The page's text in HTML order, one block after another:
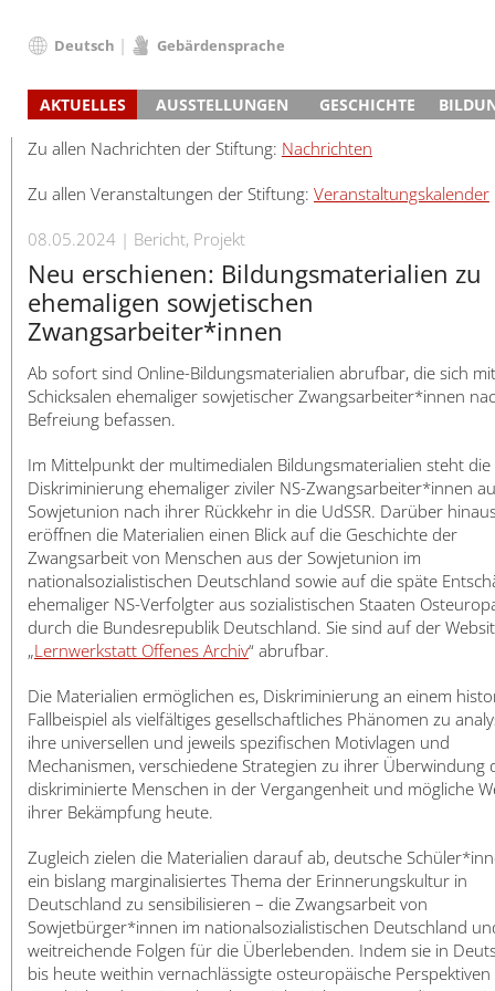
AKTUELLES
AUSSTELLUNGEN
Klinkerwerk
ehem. Walther-Werke
Gefängnismauer
Haus des Gedenkens
Sonderausstellungen
GESCHICHTE
Die
Lager-
Gedenkstätte
KZ-Außenlager
Gedenkstätten in
Längere Projekte
Vor- und
Digitale Angebote
Kooperationen
Führungen
Deutsch
English
Français
Español
Italiano
Nederlands
Polski
Português
Türkçe
Yкраїнський
Русский
العربية
日本語
Gebärdensprache
Zu allen Nachrichten der Stiftung: Nachrichten
Zu allen Veranstaltungen der Stiftung: Veranstaltungskalender
08.05.2024 Bericht, Projekt
Neu erschienen: Bildungsmaterialien zu
ehemaligen sowjetischen
Zwangsarbeiter*innen
Ab sofort sind Online-Bildungsmaterialien abrufbar, die sich
Schicksalen ehemaliger sowjetischer Zwangsarbeiter*innen
Befreiung befassen.
Im Mittelpunkt der multimedialen Bildungsmaterialien steht die
Diskriminierung ehemaliger ziviler NS-Zwangsarbeiter*innen
Sowjetunion nach ihrer Rückkehr in die UdSSR. Darüber
eröffnen die Materialien einen Blick auf die Geschichte der
Zwangsarbeit von Menschen aus der Sowjetunion im
nationalsozialistischen Deutschland sowie auf die späte
ehemaliger NS-Verfolgter aus sozialistischen Staaten
durch die Bundesrepublik Deutschland. Sie sind auf der
„Lernwerkstatt Offenes Archiv“ abrufbar.
Die Materialien ermöglichen es, Diskriminierung an einem
Fallbeispiel als vielfältiges gesellschaftliches Phänomen zu
ihre universellen und jeweils spezifischen Motivlagen und
Mechanismen, verschiedene Strategien zu ihrer Überwindung
diskriminierte Menschen in der Vergangenheit und mögliche
ihrer Bekämpfung heute.
Zugleich zielen die Materialien darauf ab, deutsche
ein bislang marginalisiertes Thema der Erinnerungskultur in
Deutschland zu sensibilisieren – die Zwangsarbeit von
Sowjetbürger*innen im nationalsozialistischen Deutschland
weitreichende Folgen für die Überlebenden. Indem sie in
bis heute weithin vernachlässigte osteuropäische Perspektiven